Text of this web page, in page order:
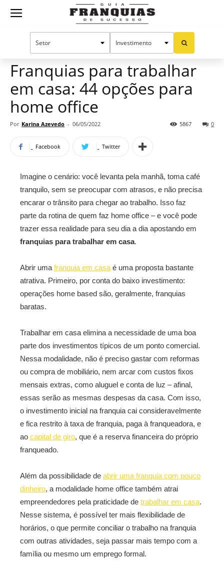
Guia
Oportunidades e tendências
Franquias para trabalhar
em casa: 44 opções para
home office
Por Karina Azevedo - 06/05/2022 0
5867
Facebook Twitter
Imagine o cenário: você levanta pela manhã, toma café
tranquilo, sem se preocupar com atrasos, e não precisa
encarar o trânsito para chegar ao trabalho. Isso faz
parte da rotina de quem faz home office – e você pode
trazer essa realidade para seu dia a dia apostando em
franquias para trabalhar em casa.
Abrir uma franquia em casa é uma proposta bastante
atrativa. Primeiro, por conta do baixo investimento:
operações home based são, geralmente, franquias
baratas.
Trabalhar em casa elimina a necessidade de uma boa
parte dos investimentos típicos de um ponto comercial.
Nessa modalidade, não é preciso gastar com reformas
ou compra de mobiliário, nem arcar com custos fixos
mensais extras, como aluguel e conta de luz – afinal,
essas serão as mesmas despesas da casa. Com isso,
o investimento inicial na franquia cai consideravelmente
e fica restrito à taxa de franquia, paga à franqueadora, e
ao capital de giro, que é a reserva financeira do próprio
franqueado.
Além da possibilidade de abrir uma franquia com pouco
dinheiro, a modalidade home office também atrai
empreendedores pela praticidade de trabalhar em casa.
Nesse sistema, é possível ter mais flexibilidade de
horários, o que permite conciliar o trabalho na franquia
com outras atividades, seja passar mais tempo com a
família ou mesmo um emprego formal.